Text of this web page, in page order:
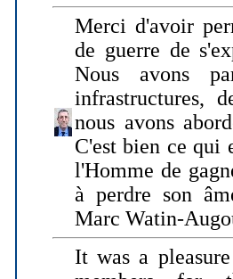
Merci d'avoir
de guerre de
Nous avons
infrastructures,
nous avons
C'est bien ce qui
l'Homme de
à perdre son
Marc Watin-
It was a